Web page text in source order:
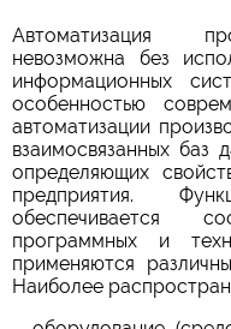
Автоматизация
невозможна без
информационных
особенностью
автоматизации
взаимосвязанных баз
определяющих
предприятия.
обеспечивается
программных и
применяются
Наиболее